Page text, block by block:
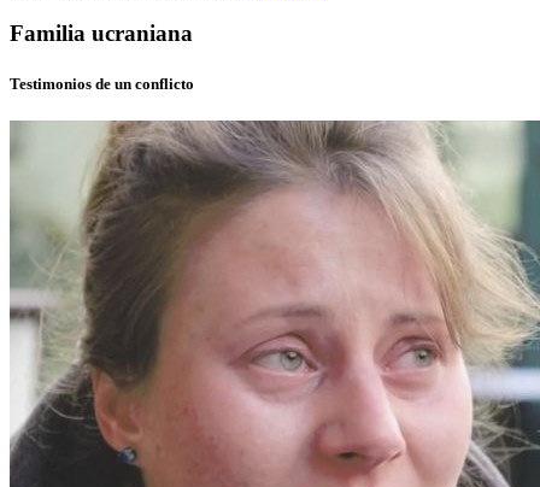
Familia ucraniana
Testimonios de un conflicto